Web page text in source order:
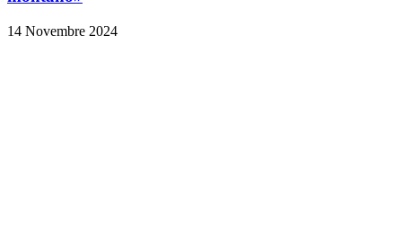
14 Novembre 2024